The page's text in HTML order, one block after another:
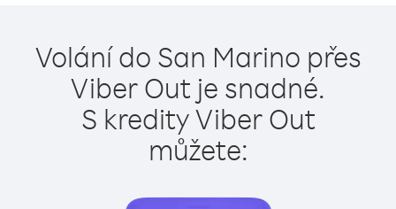
Volání do San Marino přes
Viber Out je snadné.
S kredity Viber Out
můžete: